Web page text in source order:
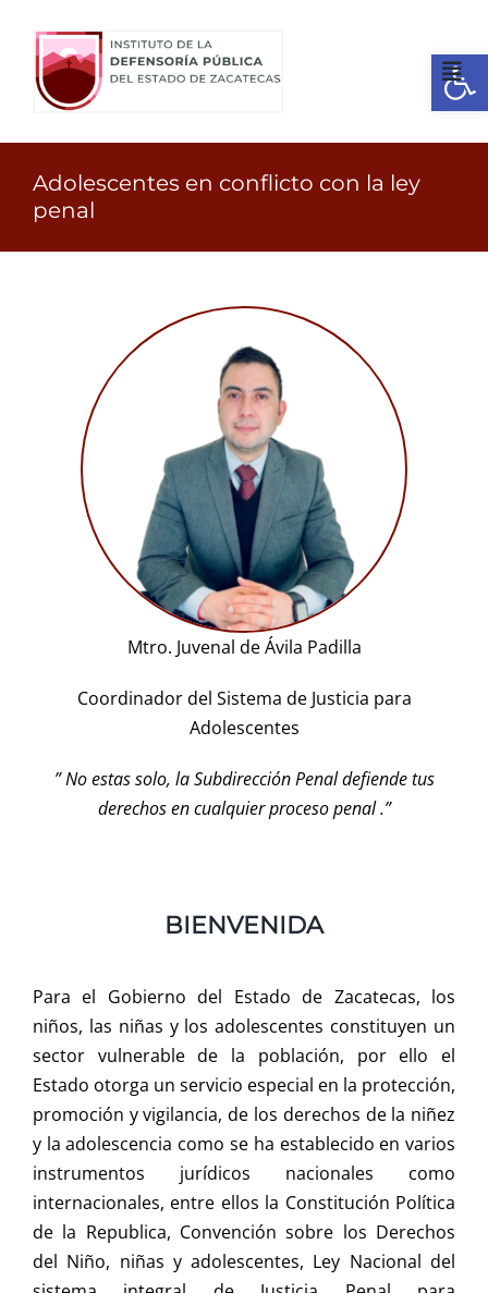
contenido
Transparencia
R. Cuentas
Comité de ética
Adolescentes en conflicto con la ley
penal
Mtro. Juvenal de Ávila Padilla
Coordinador del Sistema de Justicia para
Adolescentes
” No estas solo, la Subdirección Penal defiende tus
derechos en cualquier proceso penal .”
BIENVENIDA
Para el Gobierno del Estado de Zacatecas, los
niños, las niñas y los adolescentes constituyen un
sector vulnerable de la población, por ello el
Estado otorga un servicio especial en la protección,
promoción y vigilancia, de los derechos de la niñez
y la adolescencia como se ha establecido en varios
instrumentos jurídicos nacionales como
internacionales, entre ellos la Constitución Política
de la Republica, Convención sobre los Derechos
del Niño, niñas y adolescentes, Ley Nacional del